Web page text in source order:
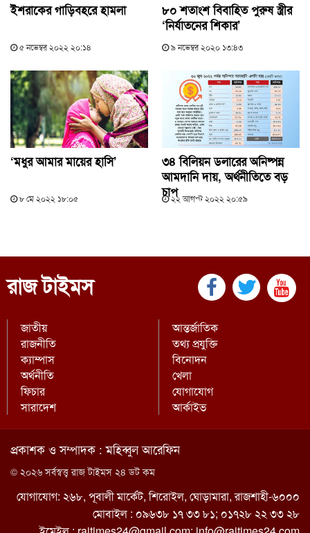
ইশরাকের গাড়িবহরে হামলা
৫ নভেম্বর ২০২২ ২০:১৪
৮০ শতাংশ বিবাহিত পুরুষ স্ত্রীর
‘নির্যাতনের শিকার’
৯ নভেম্বর ২০২০ ১৩:৪৩
‘মধুর আমার মায়ের হাসি’
৮ মে ২০২২ ১৮:০৫
৩৪ বিলিয়ন ডলারের অনিষ্পন্ন
আমদানি দায়, অর্থনীতিতে বড়
চাপ২২ আগস্ট ২০২২ ২০:৫৯
রাজ টাইমস
জাতীয়
রাজনীতি
আন্তর্জাতিক
তথ্য প্রযুক্তি
ক্যাম্পাস
অর্থনীতি
বিনোদন
খেলা
ফিচার
সারাদেশ
যোগাযোগ
আর্কাইভ
প্রকাশক ও সম্পাদক : মহিব্বুল আরেফিন
© ২০২৬ সর্বস্বত্ত্ব রাজ টাইমস ২৪ ডট কম
যোগাযোগ: ২৬৮, পূবালী মার্কেট, শিরোইল, ঘোড়ামারা, রাজশাহী-৬০০০
মোবাইল : ০৯৬৩৮ ১৭ ৩৩ ৮১; ০১৭২৮ ২২ ৩৩ ২৮